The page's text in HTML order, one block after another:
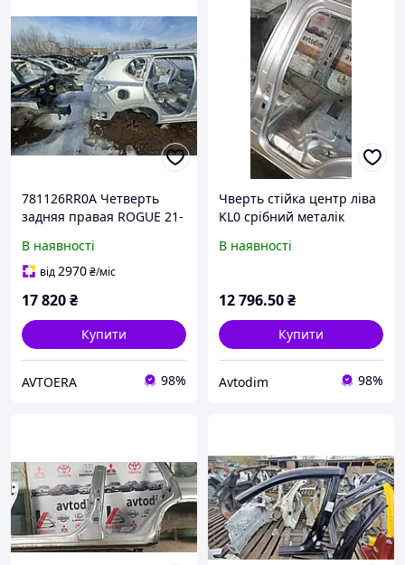
781126RR0A Четверть
задняя правая ROGUE 21-
дверном проеме, замята
в задней части на кузове
В наявності
від2970₴/міс
17 820₴
Купити
AVTOERA 98%
Чверть стійка центр ліва
KL0 срібний металік
Pathfinder R51
В наявності
12 796.50₴
Купити
Avtodim 98%